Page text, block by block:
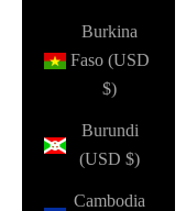
Burkina
Faso (USD
$)
Burundi
(USD $)
Cambodia